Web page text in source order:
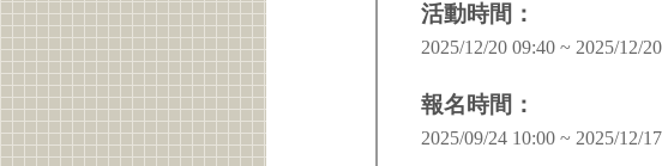
活動時間：
2025/12/20 09:40 ~ 2025/12/
報名時間：
2025/09/24 10:00 ~ 2025/12/